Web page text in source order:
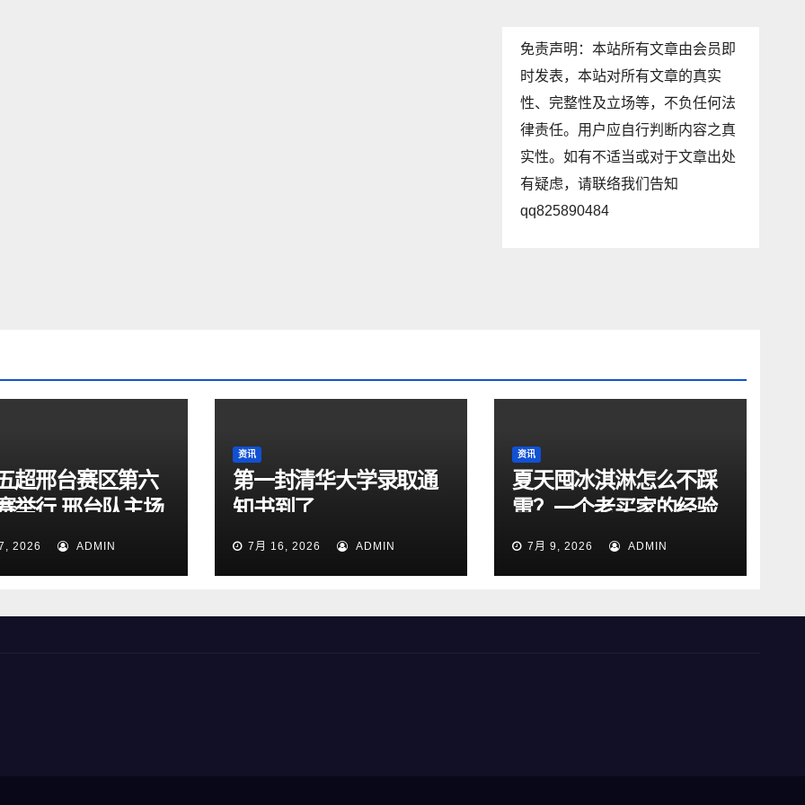
免责声明：本站所有文章由会员即
时发表，本站对所有文章的真实
性、完整性及立场等，不负任何法
律责任。用户应自行判断内容之真
实性。如有不适当或对于文章出处
有疑虑，请联络我们告知
qq825890484
超邢台赛区第六
举行 邢台队主场
胜雄安新区队
2026 ADMIN
资讯
第一封清华大学录取通
知书到了
7月 16, 2026 ADMIN
资讯
夏天囤冰淇淋怎么不踩
雷？一个老买家的经验
总结
7月 9, 2026 ADMIN